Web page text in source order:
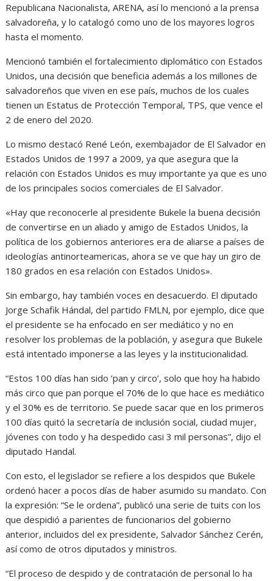
Republicana Nacionalista, ARENA, así lo mencionó a la prensa
salvadoreña, y lo catalogó como uno de los mayores logros
hasta el momento.
Mencionó también el fortalecimiento diplomático con Estados
Unidos, una decisión que beneficia además a los millones de
salvadoreños que viven en ese país, muchos de los cuales
tienen un Estatus de Protección Temporal, TPS, que vence el
2 de enero del 2020.
Lo mismo destacó René León, exembajador de El Salvador en
Estados Unidos de 1997 a 2009, ya que asegura que la
relación con Estados Unidos es muy importante ya que es uno
de los principales socios comerciales de El Salvador.
«Hay que reconocerle al presidente Bukele la buena decisión
de convertirse en un aliado y amigo de Estados Unidos, la
política de los gobiernos anteriores era de aliarse a países de
ideologías antinorteamericas, ahora se ve que hay un giro de
180 grados en esa relación con Estados Unidos».
Sin embargo, hay también voces en desacuerdo. El diputado
Jorge Schafik Hándal, del partido FMLN, por ejemplo, dice que
el presidente se ha enfocado en ser mediático y no en
resolver los problemas de la población, y asegura que Bukele
está intentado imponerse a las leyes y la institucionalidad.
“Estos 100 días han sido ‘pan y circo’, solo que hoy ha habido
más circo que pan porque el 70% de lo que hace es mediático
y el 30% es de territorio. Se puede sacar que en los primeros
100 días quitó la secretaría de inclusión social, ciudad mujer,
jóvenes con todo y ha despedido casi 3 mil personas”, dijo el
diputado Handal.
Con esto, el legislador se refiere a los despidos que Bukele
ordenó hacer a pocos días de haber asumido su mandato. Con
la expresión: “Se le ordena”, publicó una serie de tuits con los
que despidió a parientes de funcionarios del gobierno
anterior, incluidos del ex presidente, Salvador Sánchez Cerén,
así como de otros diputados y ministros.
“El proceso de despido y de contratación de personal lo ha